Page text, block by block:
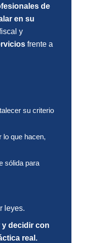
de
en su
y
frente a
su criterio
lo que hacen,
sólida para
leyes.
y decidir con
real.